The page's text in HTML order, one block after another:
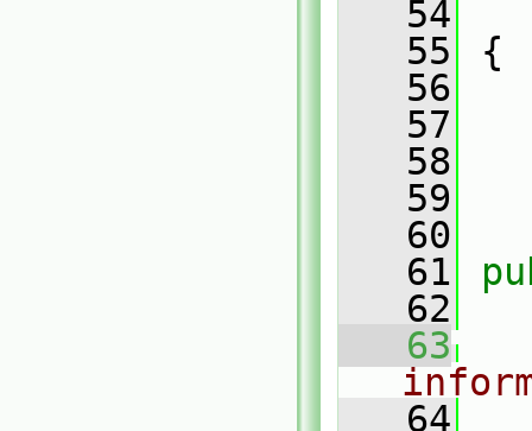
   54
   55
{
   56
   57
   58
   59
   60
   61
   62
   63
   64